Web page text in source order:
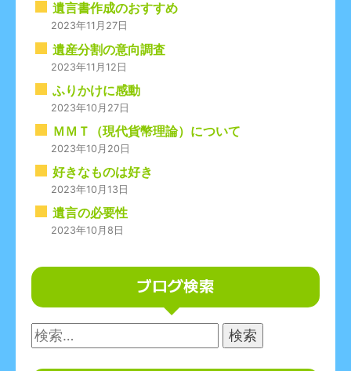
遺言書作成のおすすめ
2023年11月27日
遺産分割の意向調査
2023年11月12日
ふりかけに感動
2023年10月27日
ＭＭＴ（現代貨幣理論）について
2023年10月20日
好きなものは好き
2023年10月13日
遺言の必要性
2023年10月8日
ブログ検索
検
索: